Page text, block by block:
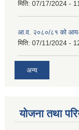
मिति: 07/17/2024 -
आ.व. २०८०/८१ को आय-
मिति: 07/11/2024 -
अन्य
योजना तथा